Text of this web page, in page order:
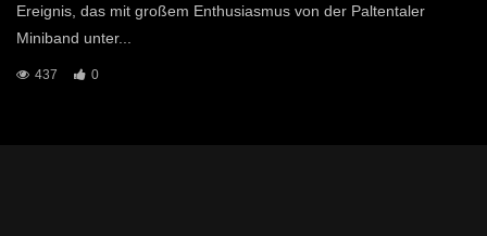
Ereignis, das mit großem Enthusiasmus von der Paltentaler
Miniband unter...
437 0